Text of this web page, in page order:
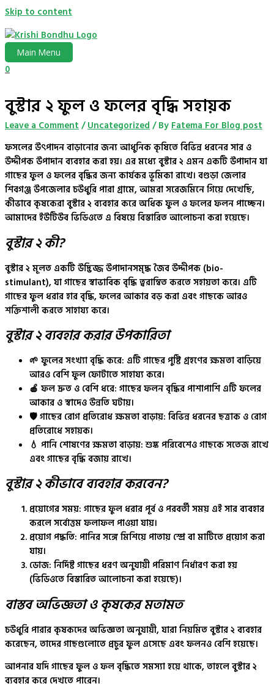
Skip to content
Main Menu
0
বুস্টার ২ ফুল ও ফলের বৃদ্ধি সহায়ক
Leave a Comment/Uncategorized/ ByFatema For Blog post
ফসলের উৎপাদন বাড়ানোর জন্য আধুনিক কৃষিতে বিভিন্ন ধরনের সার ও
উদ্দীপক উপাদান ব্যবহার করা হয়। এর মধ্যেবুস্টার ২ এমন একটি উপাদান যা
গাছের ফুল ও ফলের বৃদ্ধির জন্য কার্যকর ভূমিকা রাখে। বগুড়া জেলার
শিবগঞ্জ উপজেলার চউধুরি পারা গ্রামে, আমরা সরেজমিনে গিয়ে দেখেছি,
কীভাবে কৃষকেরাবুস্টার ২ ব্যবহার করে অধিক ফুল ও ফলের ফলন পাচ্ছেন।
আমাদের ইউটিউব ভিডিওতে এ বিষয়ে বিস্তারিত আলোচনা করা হয়েছে।
বুস্টার ২ কী?
বুস্টার ২ মূলত একটি উদ্ভিজ্জ উপাদানসমৃদ্ধজৈব উদ্দীপক (bio-
stimulant), যা গাছের স্বাভাবিক বৃদ্ধি ত্বরান্বিত করতে সহায়তা করে। এটি
গাছেরফুল ধরার হার বৃদ্ধি, ফলের আকার বড় করা এবং গাছকে আরও
শক্তিশালী করতে সাহায্য করে।
বুস্টার ২ ব্যবহার করার উপকারিতা
🌱 ফুলের সংখ্যা বৃদ্ধি করে: এটি গাছের পুষ্টি গ্রহণের ক্ষমতা বাড়িয়ে
আরও বেশি ফুল ফোটাতে সাহায্য করে।
🍎 ফল দ্রুত ও বেশি ধরে: গাছের ফলন বৃদ্ধির পাশাপাশি এটি ফলের
আকার ও স্বাদেও উন্নতি ঘটায়।
🛡️গাছের রোগ প্রতিরোধ ক্ষমতা বাড়ায়: বিভিন্ন ধরনের ছত্রাক ও রোগ
প্রতিরোধে সহায়ক।
💧 পানি শোষণের ক্ষমতা বাড়ায়:শুষ্ক পরিবেশেও গাছকে সতেজ রাখে
এবং গাছের বৃদ্ধি বজায় রাখে।
বুস্টার ২ কীভাবে ব্যবহার করবেন?
প্রয়োগের সময়: গাছের ফুল ধরার পূর্ব ও পরবর্তী সময় এই সার ব্যবহার
করলে সর্বোত্তম ফলাফল পাওয়া যায়।
প্রয়োগ পদ্ধতি: পানির সঙ্গে মিশিয়ে পাতায় স্প্রেবামাটিতে প্রয়োগকরা
যায়।
ডোজ: নির্দিষ্ট গাছের ধরণ অনুযায়ী পরিমাণ নির্ধারণ করা হয়
(ভিডিওতে বিস্তারিত আলোচনা করা হয়েছে)।
বাস্তব অভিজ্ঞতা ও কৃষকের মতামত
চউধুরি পারার কৃষকদের অভিজ্ঞতা অনুযায়ী, যারা নিয়মিতবুস্টার ২ ব্যবহার
করেছেন, তাদের গাছগুলোতে প্রচুর ফুল এসেছে এবং ফলনও বেশি হয়েছে।
আপনার যদি গাছের ফুল ও ফল বৃদ্ধিতে সমস্যা হয়ে থাকে, তাহলেবুস্টার ২
ব্যবহার করে দেখতে পারেন।